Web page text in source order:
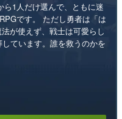
ら1人だけ選んで、ともに迷
です。 ただし勇者は「は
が使えず、戦士は可愛らし
ています。誰を救うのかを